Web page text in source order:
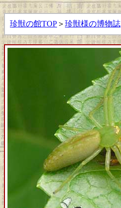
珍獣の館TOP ＞ 珍獣様の博物誌